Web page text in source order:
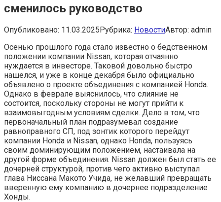
сменилось руководство
Опубликовано: 11.03.2025Рубрика: НовостиАвтор: admin
Осенью прошлого года стало известно о бедственном
положении компании Nissan, которая отчаянно
нуждается в инвесторе. Таковой довольно быстро
нашелся, и уже в конце декабря было официально
объявлено о проекте объединения с компанией Honda.
Однако в феврале выяснилось, что слияние не
состоится, поскольку стороны не могут прийти к
взаимовыгодным условиям сделки. Дело в том, что
первоначальный план подразумевал создание
равноправного СП, под зонтик которого перейдут
компании Honda и Nissan, однако Honda, пользуясь
своим доминирующим положением, настаивала на
другой форме объединения. Nissan должен был стать ее
дочерней структурой, против чего активно выступал
глава Ниссана Макото Учида, не желавший превращать
вверенную ему компанию в дочернее подразделение
Хонды.